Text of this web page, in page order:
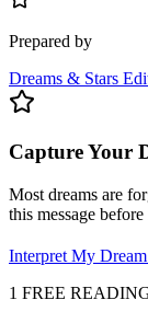
Prepared by
Dreams & Stars
Capture Your
Most dreams are
this message
Interpret My
1 FREE